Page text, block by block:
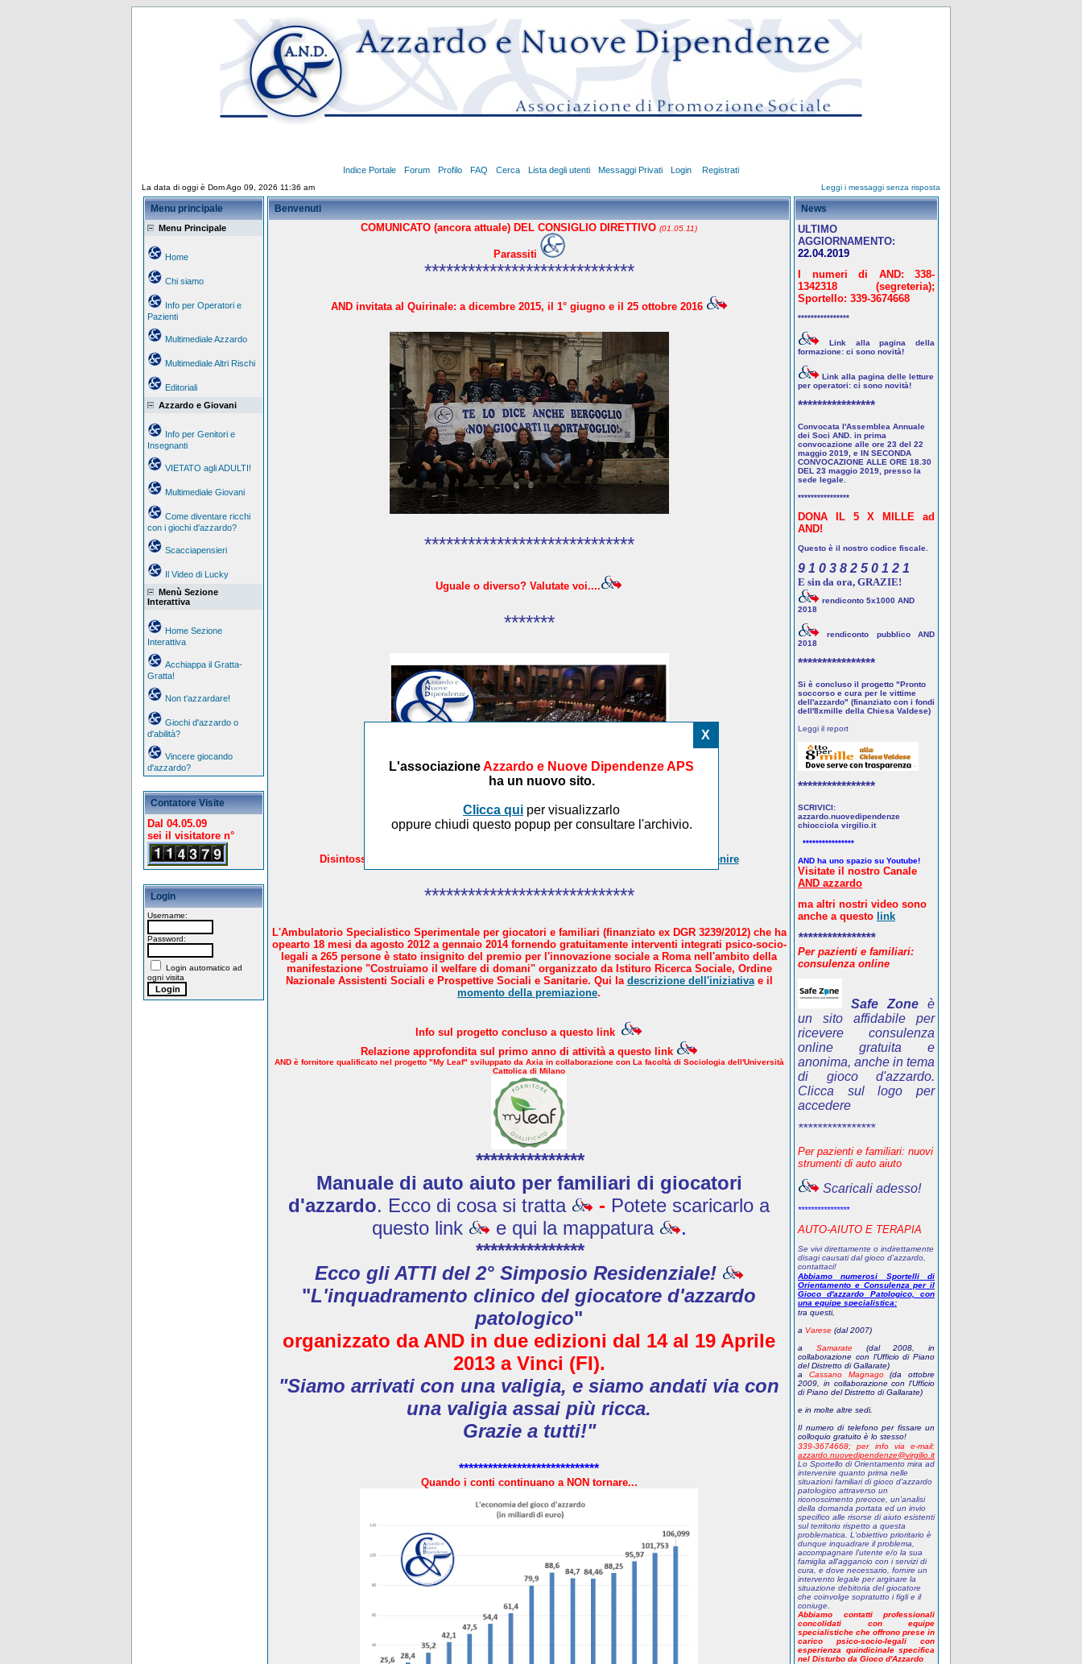
X
L'associazioneAzzardo e Nuove Dipendenze APS
ha un nuovo sito.
Clicca quiper visualizzarlo
oppure chiudi questo popup per consultare l'archivio.
Indice Portale Forum Profilo FAQ Cerca Lista degli utenti Messaggi Privati Login Registrati
La data di oggi è Dom Ago 09, 2026 11:36 am Leggi i messaggi senza risposta
Menu principale
Menu Principale
Home
Chi siamo
Info per Operatori e
Pazienti
Multimediale Azzardo
Multimediale Altri Rischi
Editoriali
Azzardo e Giovani
Info per Genitori e
Insegnanti
VIETATO agli ADULTI!
Multimediale Giovani
Come diventare ricchi
con i giochi d'azzardo?
Scacciapensieri
Il Video di Lucky
Menù Sezione
Interattiva
Home Sezione
Interattiva
Acchiappa il Gratta-
Gratta!
Non t'azzardare!
Giochi d'azzardo o
d'abilità?
Vincere giocando
d'azzardo?
Contatore Visite
Dal 04.05.09
sei il visitatore n°
Login
Username:
Password:
Login automatico ad
ogni visita
Benvenuti
COMUNICATO (ancora attuale) DEL CONSIGLIO DIRETTIVO (01.05.11)
Parassiti
*****************************
AND invitata al Quirinale: a dicembre 2015, il 1° giugno e il 25 ottobre 2016
*****************************
Uguale o diverso? Valutate voi....
*******
Disintossicare il Paese in 4 mosse. AND aderisce al manifesto proposto da Avvenire
*****************************
L'Ambulatorio Specialistico Sperimentale per giocatori e familiari (finanziato ex DGR 3239/2012) che ha
opearto 18 mesi da agosto 2012 a gennaio 2014 fornendo gratuitamente interventi integrati psico-socio-
legali a 265 persone è stato insignito del premio per l'innovazione sociale a Roma nell'ambito della
manifestazione "Costruiamo il welfare di domani" organizzato da Istituro Ricerca Sociale, Ordine
Nazionale Assistenti Sociali e Prospettive Sociali e Sanitarie. Qui la descrizione dell'iniziativae il
momento della premiazione.
Info sul progetto concluso a questo link
Relazione approfondita sul primo anno di attività a questo link
AND è fornitore qualificato nel progetto "My Leaf" sviluppato da Axia in collaborazione con La facoltà di Sociologia dell'Università
Cattolica di Milano
***************
Manuale di auto aiuto per familiari di giocatori
d'azzardo. Ecco di cosa si tratta - Potete scaricarlo a
questo link
e qui la mappatura
.
***************
Ecco gli ATTI del 2° Simposio Residenziale!
"L'inquadramento clinico del giocatore d'azzardo
patologico"
organizzato da AND in due edizioni dal 14 al 19 Aprile
2013a Vinci (FI).
"Siamo arrivati con una valigia, e siamo andati via con
una valigia assai più ricca.
Grazie a tutti!"
*****************************
Quando i conti continuano a NON tornare...
News
ULTIMO
AGGIORNAMENTO:
22.04.2019
I numeri di AND: 338-
1342318 (segreteria);
Sportello: 339-3674668
****************
Link alla pagina della
formazione: ci sono novità!
Link alla pagina delle letture
per operatori: ci sono novità!
****************
Convocata l'Assemblea Annuale
dei Soci AND. in prima
convocazione alle ore 23 del 22
maggio 2019, e IN SECONDA
CONVOCAZIONE ALLE ORE 18.30
DEL 23 maggio 2019, presso la
sede legale.
****************
DONA IL 5 X MILLE ad
AND!
Questo è il nostro codice fiscale.
9 1 0 3 8 2 5 0 1 2 1
E sin da ora, GRAZIE!
rendiconto 5x1000 AND
2018
rendiconto pubblico AND
2018
****************
Si è concluso il progetto "Pronto
soccorso e cura per le vittime
dell'azzardo" (finanziato con i fondi
dell'8xmille della Chiesa Valdese)
Leggi il report
****************
SCRIVICI:
azzardo.nuovedipendenze
chiocciola virgilio.it
****************
AND ha uno spazio su Youtube!
Visitate il nostro Canale
AND azzardo
ma altri nostri video sono
anche a questo link
****************
Per pazienti e familiari:
consulenza online
Safe Zone è
un sito affidabile per
ricevere consulenza
online gratuita e
anonima, anche in tema
di gioco d'azzardo.
Clicca sul logo per
accedere
****************
Per pazienti e familiari: nuovi
strumenti di auto aiuto
Scaricali adesso!
****************
AUTO-AIUTO E TERAPIA
Se vivi direttamente o indirettamente
disagi causati dal gioco d’azzardo,
contattaci!
Abbiamo numerosi Sportelli di
Orientamento e Consulenza per il
Gioco d'azzardo Patologico, con
una equipe specialistica:
tra questi,
a Varese (dal 2007)
a Samarate (dal 2008, in
collaborazione con l'Ufficio di Piano
del Distretto di Gallarate)
a Cassano Magnago(da ottobre
2009, in collaborazione con l'Ufficio
di Piano del Distretto di Gallarate)
e in molte altre sedi.
Il numero di telefono per fissare un
colloquio gratuito è lo stesso!
339-3674668;
per info via e-mail:
azzardo.nuovedipendenze@virgilio.it
Lo Sportello di Orientamento mira ad
intervenire quanto prima nelle
situazioni familiari di gioco d'azzardo
patologico attraverso un
riconoscimento precoce, un'analisi
della domanda portata ed un invio
specifico alle risorse di aiuto esistenti
sul territorio rispetto a questa
problematica. L'obiettivo prioritario è
dunque inquadrare il problema,
accompagnare l'utente e/o la sua
famiglia all'aggancio con i servizi di
cura, e dove necessario, fornire un
intervento legale per arginare la
situazione debitoria del giocatore
che coinvolge sopratutto i figli e il
coniuge.
Abbiamo contatti professionali
concolidati con equipe
specialistiche che offrono prese in
carico psico-socio-legali con
esperienza quindicinale specifica
nel Disturbo da Gioco d'Azzardo